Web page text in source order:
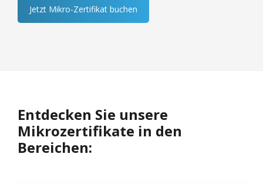
Jetzt Mikro-Zertifikat buchen
Entdecken Sie unsere
Mikrozertifikate in den
Bereichen: